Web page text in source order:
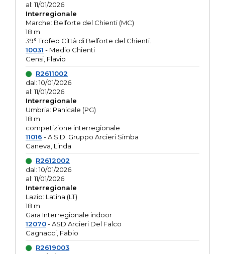
al: 11/01/2026
Interregionale
Marche: Belforte del Chienti (MC)
18 m
39° Trofeo Città di Belforte del Chienti.
10031 - Medio Chienti
Censi, Flavio
R2611002
dal: 10/01/2026
al: 11/01/2026
Interregionale
Umbria: Panicale (PG)
18 m
competizione interregionale
11016 - A.S.D. Gruppo Arcieri Simba
Caneva, Linda
R2612002
dal: 10/01/2026
al: 11/01/2026
Interregionale
Lazio: Latina (LT)
18 m
Gara Interregionale indoor
12070- ASD Arcieri Del Falco
Cagnacci, Fabio
R2619003